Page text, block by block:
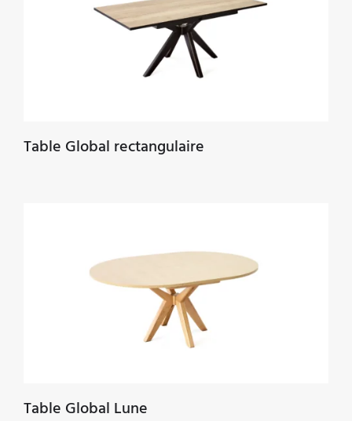
Table Global rectangulaire
Table Global Lune